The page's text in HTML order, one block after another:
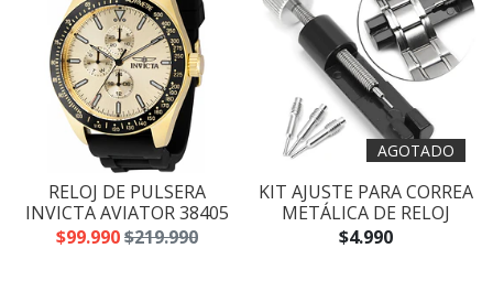
RELOJ DE PULSERA
INVICTA AVIATOR 38405
$99.990$219.990
AGOTADO
KIT AJUSTE PARA CORREA
METÁLICA DE RELOJ
$4.990